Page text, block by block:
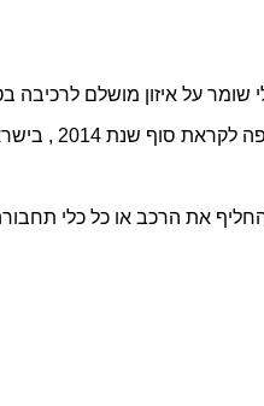
שומר על איזון מושלם לרכיבה
שנת 2014 , בישראל
את הרכב או כל כלי